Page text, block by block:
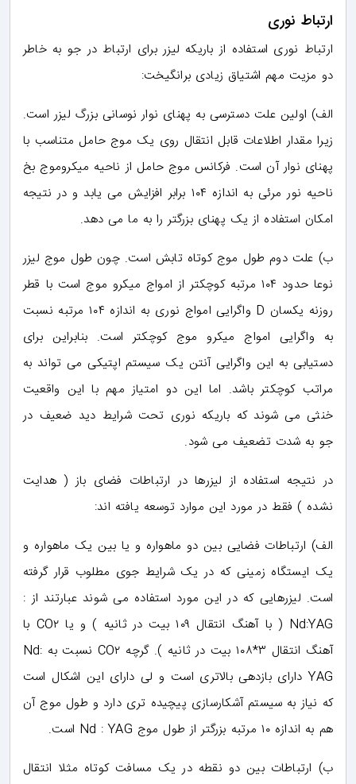
ارتباط نوری
ارتباط نوری استفاده از باریکه لیزر برای ارتباط در جو به خاطر
دو مزیت مهم اشتیاق زیادی برانگیخت:
الف) اولین علت دسترسی به پهنای نوار نوسانی بزرگ لیزر است.
زیرا مقدار اطلاعات قابل انتقال روی یک موج حامل متناسب با
پهنای نوار آن است. فرکانس موج حامل از ناحیه میکروموج بخ
ناحیه نور مرئی به اندازه ۱۰۴ برابر افزایش می یابد و در نتیجه
امکان استفاده از یک پهنای بزرگتر را به ما می دهد.
ب) علت دوم طول موج کوتاه تابش است. چون طول موج لیزر
نوعا حدود ۱۰۴ مرتبه کوچکتر از امواج میکرو موج است با قطر
روزنه یکسان D واگرایی امواج نوری به اندازه ۱۰۴ مرتبه نسبت
به واگرایی امواج میکرو موج کوچکتر است. بنابراین برای
دستیابی به این واگرایی آنتن یک سیستم اپتیکی می تواند به
مراتب کوچکتر باشد. اما این دو امتیاز مهم با این واقعیت
خنثی می شوند که باریکه نوری تحت شرایط دید ضعیف در
جو به شدت تضعیف می شود.
در نتیجه استفاده از لیزرها در ارتباطات فضای باز ( هدایت
نشده ) فقط در مورد این موارد توسعه یافته اند:
الف) ارتباطات فضایی بین دو ماهواره و یا بین یک ماهواره و
یک ایستگاه زمینی که در یک شرایط جوی مطلوب قرار گرفته
است. لیزرهایی که در این مورد استفاده می شوند عبارتند از :
Nd:YAG ( با آهنگ انتقال ۱۰۹ بیت در ثانیه ) و یا CO۲ با
آهنگ انتقال ۳*۱۰۸ بیت در ثانیه ). گرچه CO۲ نسبت به Nd:
YAG دارای بازدهی بالاتری است و لی دارای این اشکال است
که نیاز به سیستم آشکارسازی پیچیده تری دارد و طول موج آن
هم به اندازه ۱۰ مرتبه بزرگتر از طول موج Nd : YAG است.
ب) ارتباطات بین دو نقطه در یک مسافت کوتاه مثلا انتقال